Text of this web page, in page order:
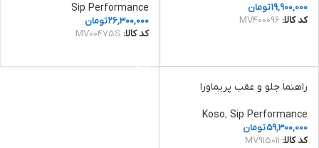
19,900,000تومان
کد کالا: MV400096
Sip Performance
26,300,000تومان
کد کالا: MV00475S
راهنما جلو و عقب پریماورا
Koso, Sip Performance
59,300,000تومان
کد کالا: MV915011